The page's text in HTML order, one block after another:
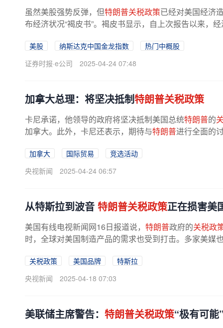
虽然美股强势反弹，但特朗普关税政策已经对美国经济
布经济状况“褐皮书”。褐皮书显示，自上次报告以来，
美股 纳斯达克中国金龙指数
热门中概股
证券时报·e公司
2025-04-24 07:48
加拿大总理：将坚决抵制特朗普关税政策
卡尼承诺，他领导的政府将坚决抵制美国总统特朗普的
加拿大。此外，卡尼还表示，期待与特朗普进行全面的
加拿大 国际贸易
竞选活动
央视新闻
2025-04-24 06:57
从特斯拉到波音 特朗普关税政策正在损害美
美国有线电视新闻网16日报道说， 特朗普政府的关税政
时，全球对美国制造产品的需求也受到打击。多家美媒
关税政策 美国品牌
特斯拉
央视新闻
2025-04-18 07:03
美联储主席警告： 特朗普关税政策“极有可能